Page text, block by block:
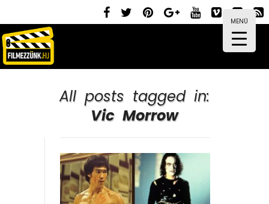
MENÜ
All posts tagged in:
Vic Morrow